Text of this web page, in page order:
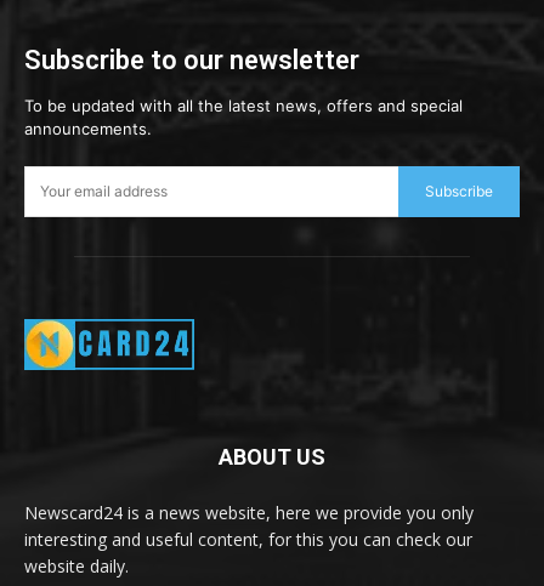
Subscribe to our newsletter
To be updated with all the latest news, offers and special
announcements.
Subscribe
ABOUT US
Newscard24 is a news website, here we provide you only
interesting and useful content, for this you can check our
website daily.